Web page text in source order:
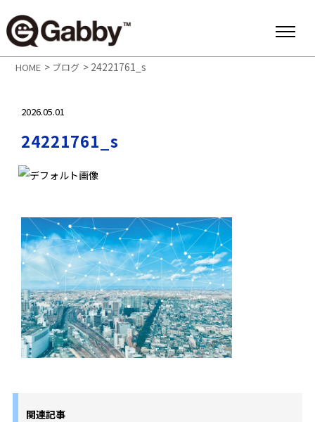
HOME > ブログ > 24221761_s
2026.05.01
24221761_s
関連記事